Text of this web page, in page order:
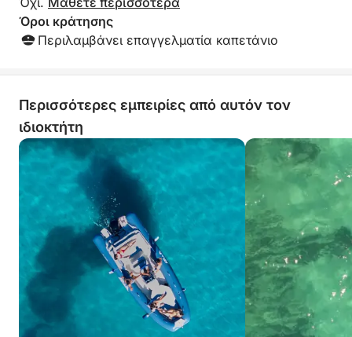
Όροι κράτησης
Περιλαμβάνει επαγγελματία καπετάνιο
Περισσότερες εμπειρίες από αυτόν τον
ιδιοκτήτη